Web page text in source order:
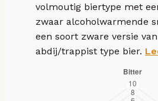
volmoutig biertype met
zwaar alcoholwarmende
een soort zware versie
abdij/trappist type bier.